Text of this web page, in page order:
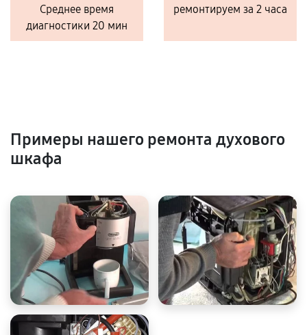
Среднее время
диагностики 20 мин
ремонтируем за 2 часа
Примеры нашего ремонта духового
шкафа